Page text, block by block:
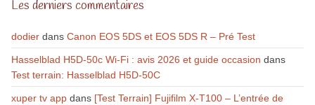
Les derniers commentaires
dodierdans Canon EOS 5DS et EOS 5DS R – Pré Test
Hasselblad H5D-50c Wi-Fi : avis 2026 et guide occasion dans
Test terrain: Hasselblad H5D-50C
xuper tv appdans [Test Terrain] Fujifilm X-T100 – L’entrée de